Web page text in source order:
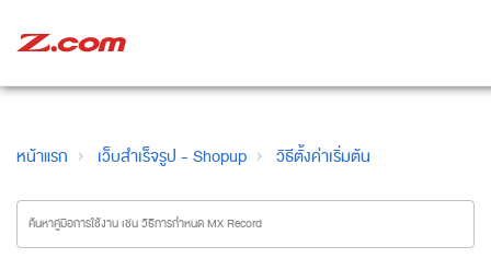
หน้าแรก เว็บสำเร็จรูป - Shopup วิธีตั้งค่าเริ่มต้น